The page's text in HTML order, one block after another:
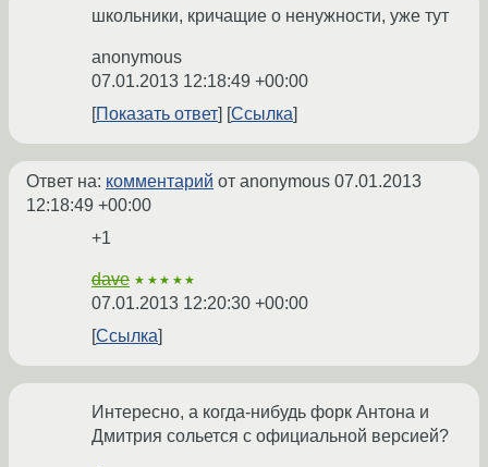
школьники, кричащие о ненужности, уже тут
anonymous
07.01.2013 12:18:49 +00:00
Показать ответ
Ссылка
Ответ на: комментарий от anonymous 07.01.2013
12:18:49 +00:00
+1
dave ★★★★★
07.01.2013 12:20:30 +00:00
Ссылка
Интересно, а когда-нибудь форк Антона и
Дмитрия сольется с официальной версией?